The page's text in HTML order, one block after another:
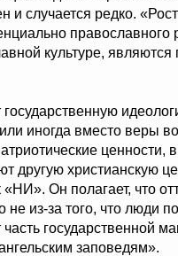
и случается редко.
культуре,
государственную
иногда вместо веры
другую христианскую
«НИ». Он полагает, что
не из-за того, что люди
государственной
заповедям».